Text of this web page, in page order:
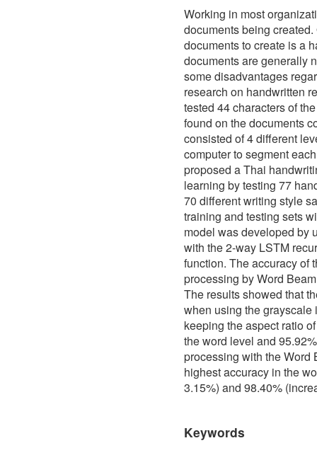
Working in most
documents being
documents to create is a
documents are generally
some disadvantages
research on handwritten
tested 44 characters of
found on the documents
consisted of 4 different
computer to segment
proposed a Thai
learning by testing 77
70 different writing style
training and testing sets
model was developed by
with the 2-way LSTM
function. The accuracy of
processing by Word
The results showed that
when using the
keeping the aspect ratio
the word level and
processing with the Word
highest accuracy in the
3.15%) and 98.40%
Keywords